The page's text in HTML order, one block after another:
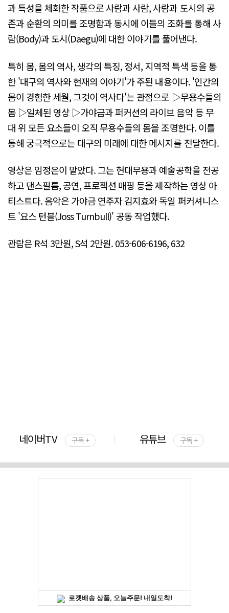
과 특성을 체화한 작품으로 사람과 사람, 사람과 도시의 공
존과 순환의 의미를 조명함과 동시에 이들의 조화를 통해 사
람(Body)과 도시(Daegu)에 대한 이야기를 풀어낸다.
특히 몸, 몸의 역사, 생각의 특징, 정서, 지역적 특색 등을 통
한 '대구의 역사와 현재의 이야기'가 주된 내용이다. '인간의
몸이 경험한 세월, 그것이 역사다'는 관점으로 ▷무용수들의
몸 ▷일체된 영상 ▷가야금과 퍼커션의 라이브 음악 등 무
대 위 모든 요소들이 오직 무용수들의 몸을 조명한다. 이를
통해 궁극적으로는 대구의 미래에 대한 메시지를 전달한다.
영상은 임정은이 맡았다. 그는 현대무용과 예술공학을 전공
하고 댄스필름, 공연, 프로젝션 매핑 등을 제작하는 영상 아
티스트다. 음악은 가야금 연주자 김지효와 독일 퍼커셔니스
트 '요스 턴블(Joss Turnbull)' 공동 작업했다.
관람은 R석 3만원, S석 2만원. 053-606-6196, 632
네이버TV 구독 + 유튜브 구독 +